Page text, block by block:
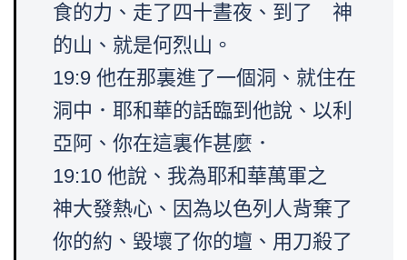
食的力、走了四十晝夜、到了 神
的山、就是何烈山。
19:9 他在那裏進了一個洞、就住在
洞中．耶和華的話臨到他說、以利
亞阿、你在這裏作甚麼．
19:10 他說、我為耶和華萬軍之
神大發熱心、因為以色列人背棄了
你的約、毀壞了你的壇、用刀殺了